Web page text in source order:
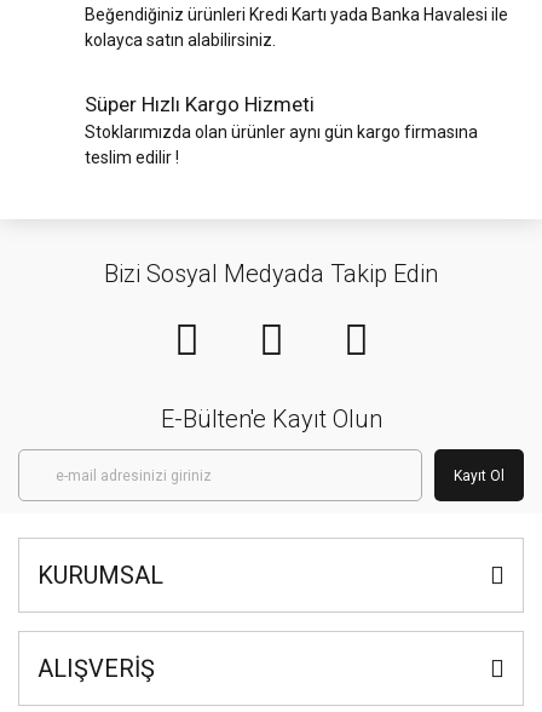
Beğendiğiniz ürünleri Kredi Kartı yada Banka Havalesi ile
kolayca satın alabilirsiniz.
Süper Hızlı Kargo Hizmeti
Stoklarımızda olan ürünler aynı gün kargo firmasına
teslim edilir !
Bizi Sosyal Medyada Takip Edin
E-Bülten'e Kayıt Olun
Kayıt Ol
KURUMSAL
ALIŞVERİŞ